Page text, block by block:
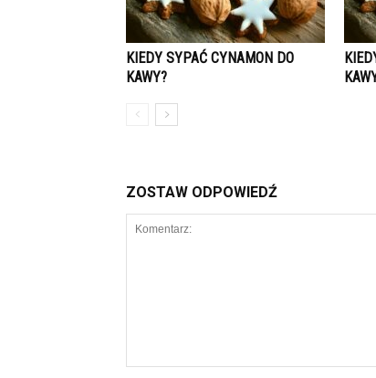
KIEDY SYPAĆ CYNAMON DO
KAWY?
ZOSTAW ODPOWIEDŹ